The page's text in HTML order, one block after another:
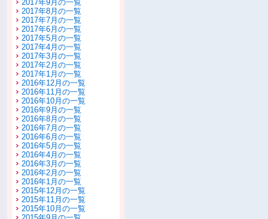
2017年9月の一覧
2017年8月の一覧
2017年7月の一覧
2017年6月の一覧
2017年5月の一覧
2017年4月の一覧
2017年3月の一覧
2017年2月の一覧
2017年1月の一覧
2016年12月の一覧
2016年11月の一覧
2016年10月の一覧
2016年9月の一覧
2016年8月の一覧
2016年7月の一覧
2016年6月の一覧
2016年5月の一覧
2016年4月の一覧
2016年3月の一覧
2016年2月の一覧
2016年1月の一覧
2015年12月の一覧
2015年11月の一覧
2015年10月の一覧